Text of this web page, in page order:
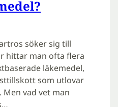
söker sig till
hittar man ofta flera
läkemedel,
som utlovar
vad vet man